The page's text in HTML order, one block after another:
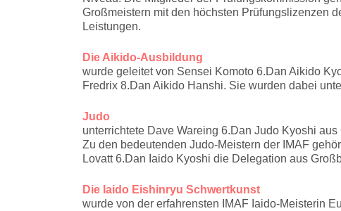
Großmeistern mit den höchsten Prüfungslizenzen
Leistungen.
Die Aikido-Ausbildung
wurde geleitet von Sensei Komoto 6.Dan Aikido
Fredrix 8.Dan Aikido Hanshi. Sie wurden dabei
Judo
unterrichtete Dave Wareing 6.Dan Judo Kyoshi
Zu den bedeutenden Judo-Meistern der IMAF
Lovatt 6.Dan Iaido Kyoshi die Delegation aus
Die Iaido Eishinryu Schwertkunst
wurde von der erfahrensten IMAF Iaido-Meisterin